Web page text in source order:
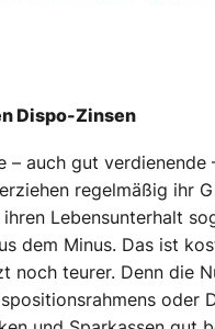
Dispo-Zinsen
– auch gut verdienende
regelmäßig ihr
Lebensunterhalt
dem Minus. Das ist
noch teurer. Denn die
oder